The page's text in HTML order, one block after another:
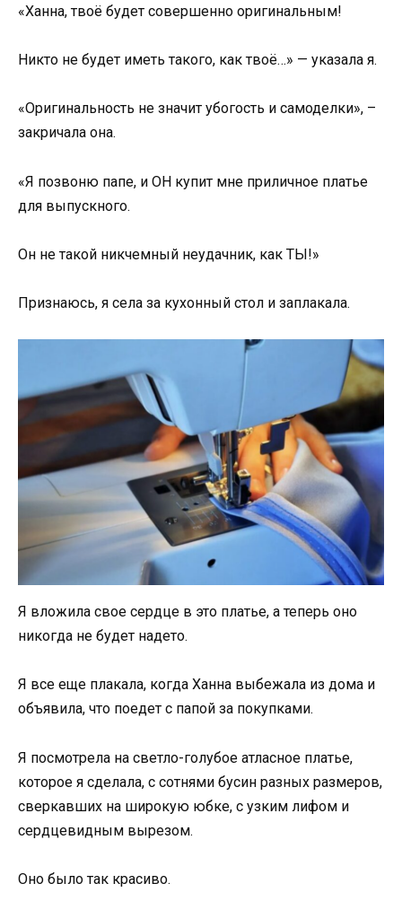
«Ханна, твоё будет совершенно оригинальным!
Никто не будет иметь такого, как твоё…» — указала я.
«Оригинальность не значит убогость и самоделки», –
закричала она.
«Я позвоню папе, и ОН купит мне приличное платье
для выпускного.
Он не такой никчемный неудачник, как ТЫ!»
Признаюсь, я села за кухонный стол и заплакала.
Я вложила свое сердце в это платье, а теперь оно
никогда не будет надето.
Я все еще плакала, когда Ханна выбежала из дома и
объявила, что поедет с папой за покупками.
Я посмотрела на светло-голубое атласное платье,
которое я сделала, с сотнями бусин разных размеров,
сверкавших на широкую юбке, с узким лифом и
сердцевидным вырезом.
Оно было так красиво.